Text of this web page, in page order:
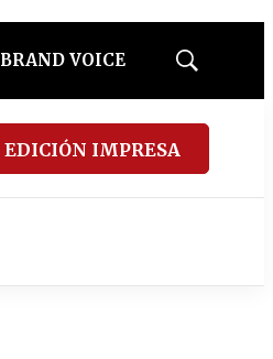
BRAND VOICE
Mostrar
EDICIÓN IMPRESA